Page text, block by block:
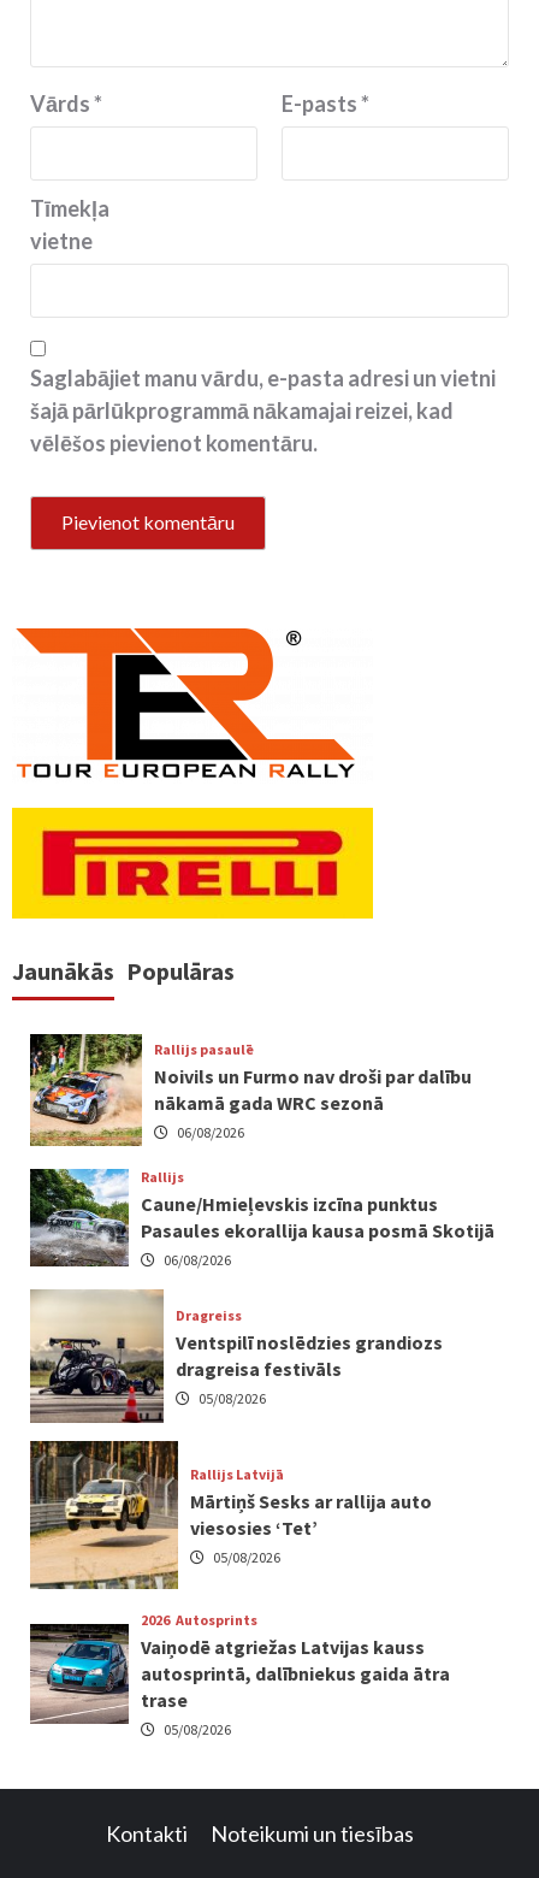
Vārds* E-pasts*
Tīmekļa
vietne
Saglabājiet manu vārdu, e-pasta adresi un vietni
šajā pārlūkprogrammā nākamajai reizei, kad
vēlēšos pievienot komentāru.
Jaunākās Populāras
Rallijs pasaulē
Noivils un Furmo nav droši par dalību
nākamā gada WRC sezonā
06/08/2026
Rallijs
Caune/Hmieļevskis izcīna punktus
Pasaules ekorallija kausa posmā Skotijā
06/08/2026
Dragreiss
Ventspilī noslēdzies grandiozs
dragreisa festivāls
05/08/2026
Rallijs Latvijā
Mārtiņš Sesks ar rallija auto
viesosies ‘Tet’
05/08/2026
2026 Autosprints
Vaiņodē atgriežas Latvijas kauss
autosprintā, dalībniekus gaida ātra
trase
05/08/2026
Kontakti Noteikumi un tiesības